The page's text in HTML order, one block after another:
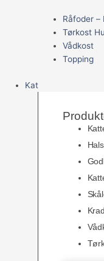
Råfoder –
Tørkost
Vådkost
Topping
Kat